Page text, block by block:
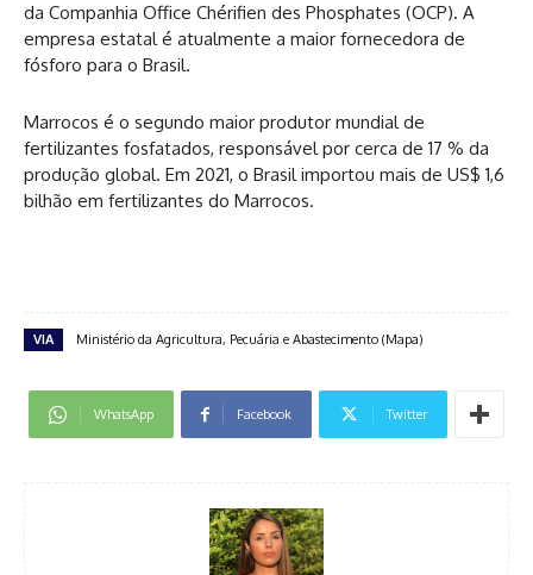
da Companhia Office Chérifien des Phosphates (OCP). A
empresa estatal é atualmente a maior fornecedora de
fósforo para o Brasil.
Marrocos é o segundo maior produtor mundial de
fertilizantes fosfatados, responsável por cerca de 17 % da
produção global. Em 2021, o Brasil importou mais de US$ 1,6
bilhão em fertilizantes do Marrocos.
VIA Ministério da Agricultura, Pecuária e Abastecimento (Mapa)
WhatsApp Facebook Twitter